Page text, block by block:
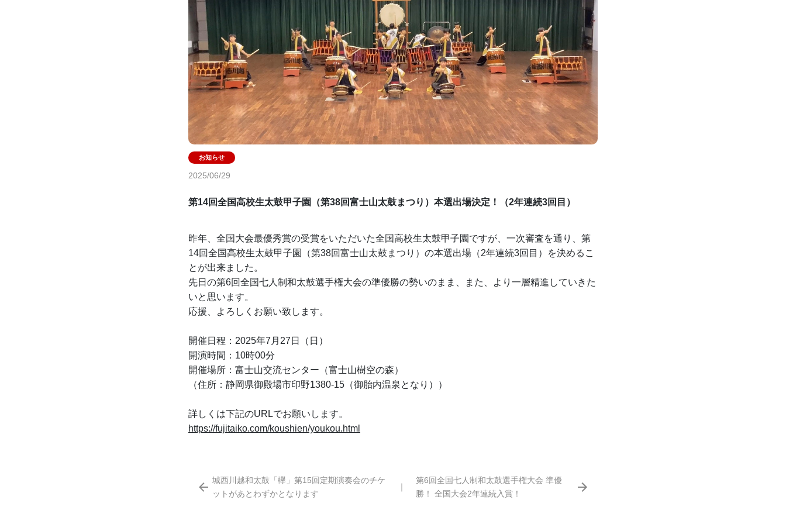
2025/06/29
第14回全国高校生太鼓甲子園（第38回富士山太鼓まつり）本選出場決定！（2年連続3回目）
昨年、全国大会最優秀賞の受賞をいただいた全国高校生太鼓甲子園ですが、一次審査を通り、第
14回全国高校生太鼓甲子園（第38回富士山太鼓まつり）の本選出場（2年連続3回目）を決めるこ
とが出来ました。
先日の第6回全国七人制和太鼓選手権大会の準優勝の勢いのまま、また、より一層精進していきた
いと思います。
応援、よろしくお願い致します。
開催日程：2025年7月27日（日）
開演時間：10時00分
開催場所：富士山交流センター（富士山樹空の森）
（住所：静岡県御殿場市印野1380-15（御胎内温泉となり））
詳しくは下記のURLでお願いします。
https://fujitaiko.com/koushien/youkou.html
城西川越和太鼓「欅」第15回定期演奏会のチケ
ットがあとわずかとなります
｜
第6回全国七人制和太鼓選手権大会 準優
勝！ 全国大会2年連続入賞！